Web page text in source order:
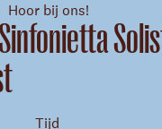
Hoor bij ons!
Tijd